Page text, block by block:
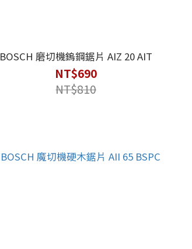
BOSCH 磨切機鎢鋼鋸片 AIZ 20 AIT
NT$690
NT$810